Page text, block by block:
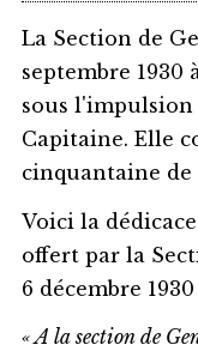
La Section de
septembre 1930
sous l'impulsion
Capitaine. Elle
cinquantaine de
Voici la
offert par la
6 décembre 1930
« A la section de